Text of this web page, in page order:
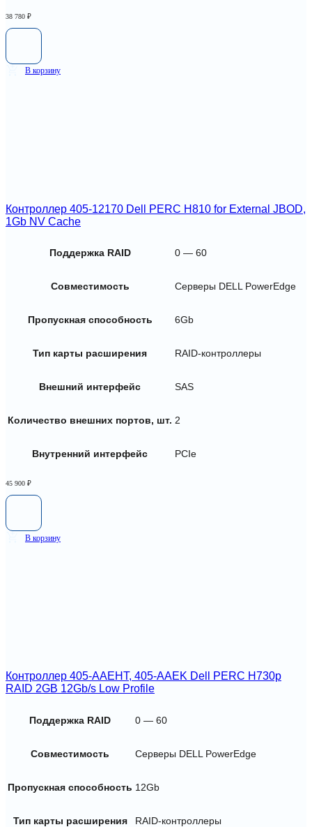
38 780 ₽
В корзину
Контроллер 405-12170 Dell PERC H810 for External JBOD,
1Gb NV Cache
Поддержка RAID 0 — 60
Совместимость Серверы DELL PowerEdge
Пропускная способность 6Gb
Тип карты расширения RAID-контроллеры
Внешний интерфейс SAS
Количество внешних портов, шт. 2
Внутренний интерфейс PCIe
45 900 ₽
В корзину
Контроллер 405-AAEHT, 405-AAEK Dell PERC H730p
RAID 2GB 12Gb/s Low Profile
Поддержка RAID 0 — 60
Совместимость Серверы DELL PowerEdge
Пропускная способность 12Gb
Тип карты расширения RAID-контроллеры